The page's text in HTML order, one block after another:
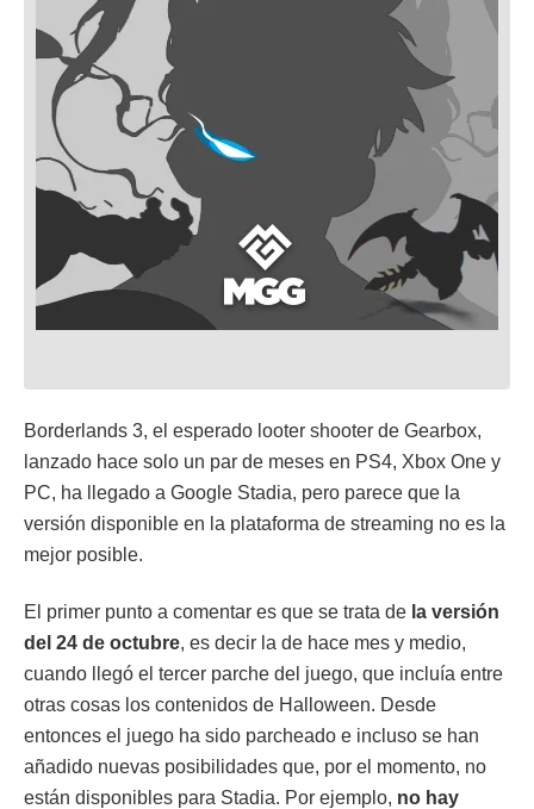
Borderlands 3, el esperado looter shooter de Gearbox,
lanzado hace solo un par de meses en PS4, Xbox One y
PC, ha llegado a Google Stadia, pero parece que la
versión disponible en la plataforma de streaming no es la
mejor posible.
El primer punto a comentar es que se trata de la versión
del 24 de octubre, es decir la de hace mes y medio,
cuando llegó el tercer parche del juego, que incluía entre
otras cosas los contenidos de Halloween. Desde
entonces el juego ha sido parcheado e incluso se han
añadido nuevas posibilidades que, por el momento, no
están disponibles para Stadia. Por ejemplo, no hay